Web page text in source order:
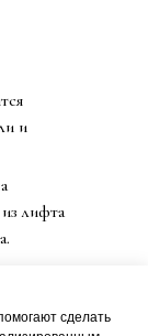
и
лифта
сделать